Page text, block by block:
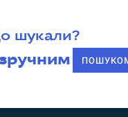
шукали?